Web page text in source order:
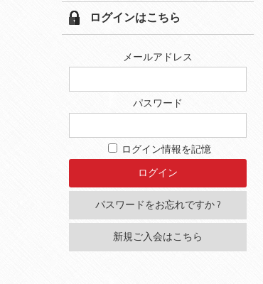
ログインはこちら
メールアドレス
パスワード
ログイン情報を記憶
パスワードをお忘れですか ?
新規ご入会はこちら